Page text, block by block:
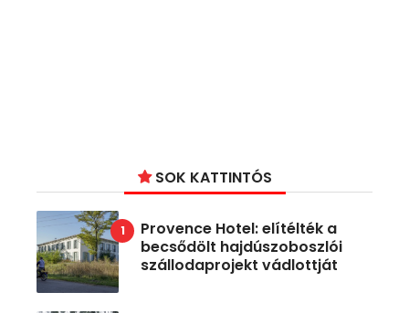
SOK KATTINTÓS
Provence Hotel: elítélték a
becsődölt hajdúszoboszlói
szállodaprojekt vádlottját